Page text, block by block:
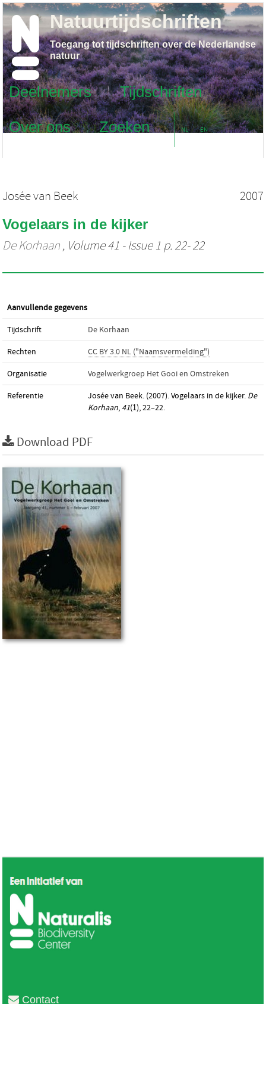
Deelnemers
Tijdschriften
Over ons
Zoeken NL EN
Natuurtijdschriften
Toegang tot tijdschriften over de Nederlandse
natuur
Josée van Beek 2007
Vogelaars in de kijker
De Korhaan , Volume 41 - Issue 1 p. 22- 22
Aanvullende gegevens
Tijdschrift De Korhaan
Rechten CC BY 3.0 NL ("Naamsvermelding")
Organisatie Vogelwerkgroep Het Gooi en Omstreken
Referentie Josée van Beek. (2007). Vogelaars in de kijker. De
Korhaan, 41(1), 22–22.
Download PDF
Contact